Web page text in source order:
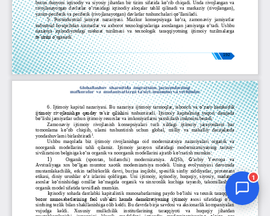
1
Jurnal Yordamchisi
Onlayn